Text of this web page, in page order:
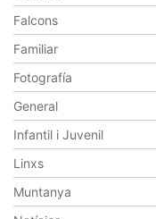
Falcons
Familiar
Fotografía
General
Infantil i Juvenil
Linxs
Muntanya